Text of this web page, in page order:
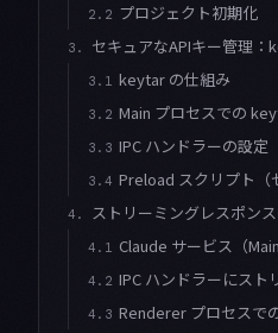
2.2 プロジェクト初期化
3. セキュアなAPIキー管理
3.1 keytar の仕組み
3.2 Main プロセスでの
3.3 IPC ハンドラーの設定
3.4 Preload スクリプト（
4. ストリーミングレスポン
4.1 Claude サービス（
4.2 IPC ハンドラーにスト
4.3 Renderer プロセスで